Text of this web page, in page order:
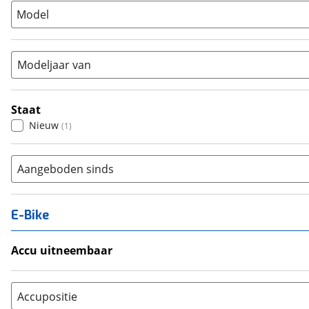
Tandem
Model
Modeljaar van
Staat
Nieuw (1)
Aangeboden sinds
E-Bike
Accu uitneembaar
Nee, vast (0)
Accupositie